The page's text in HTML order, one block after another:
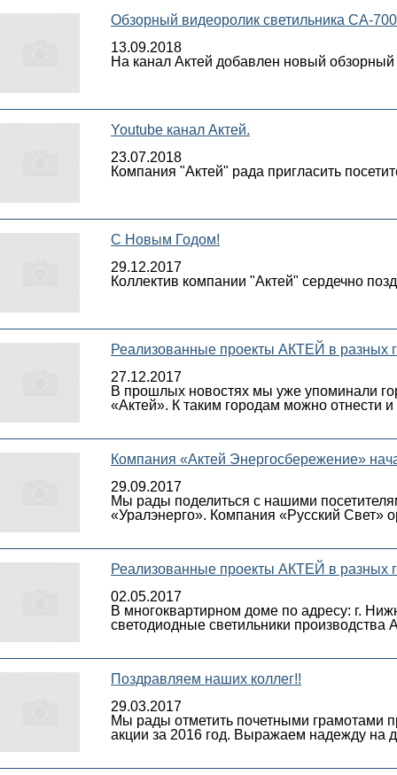
Обзорный видеоролик светильника СА-
13.09.2018
На канал Актей добавлен новый обзорный
Youtube канал Актей.
23.07.2018
Компания "Актей" рада пригласить
С Новым Годом!
29.12.2017
Коллектив компании "Актей" сердечно
Реализованные проекты АКТЕЙ в разных
27.12.2017
В прошлых новостях мы уже упоминали
«Актей». К таким городам можно отнести и
Компания «Актей Энергосбережение»
29.09.2017
Мы рады поделиться с нашими
«Уралэнерго». Компания «Русский Свет»
Реализованные проекты АКТЕЙ в разных
02.05.2017
В многоквартирном доме по адресу: г.
светодиодные светильники
Поздравляем наших коллег!!
29.03.2017
Мы рады отметить почетными грамотами
акции за 2016 год. Выражаем надежду на